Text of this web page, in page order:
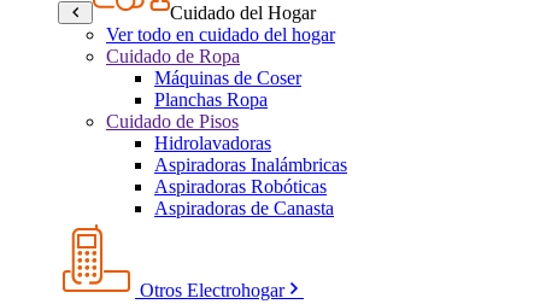
Cuidado del Hogar
Ver todo en cuidado del hogar
Cuidado de Ropa
Máquinas de Coser
Planchas Ropa
Cuidado de Pisos
Hidrolavadoras
Aspiradoras Inalámbricas
Aspiradoras Robóticas
Aspiradoras de Canasta
Otros Electrohogar